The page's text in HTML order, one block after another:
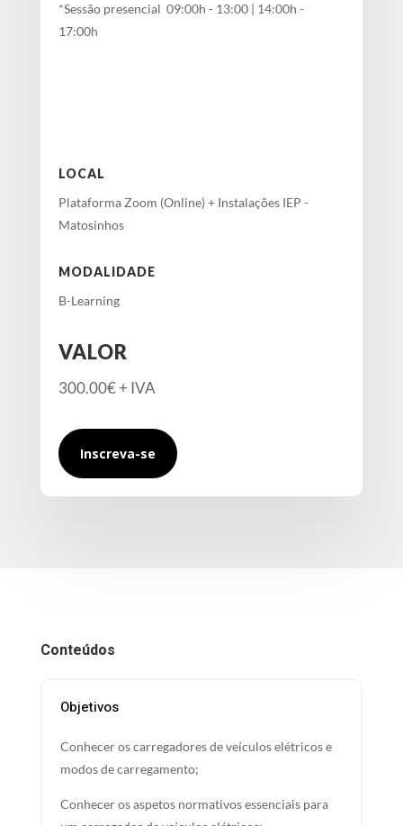
*Sessão presencial 09:00h - 13:00 | 14:00h -
17:00h
LOCAL
Plataforma Zoom (Online) + Instalações IEP -
Matosinhos
MODALIDADE
B-Learning
VALOR
300.00€ + IVA
Inscreva-se
Conteúdos
Objetivos
Conhecer os carregadores de veículos elétricos e
modos de carregamento;
Conhecer os aspetos normativos essenciais para